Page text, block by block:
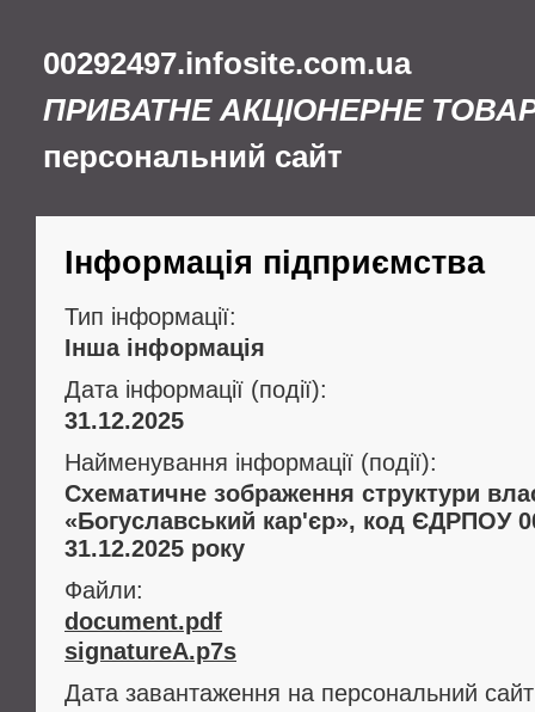
00292497.infosite.com.ua
ПРИВАТНЕ АКЦІОНЕРНЕ
персональний сайт
Інформація підприємства
Тип інформації:
Інша інформація
Дата інформації (події):
31.12.2025
Найменування інформації (події):
Схематичне зображення структури
«Богуславський кар'єр», код ЄДРПОУ
31.12.2025 року
Файли:
document.pdf
signatureA.p7s
Дата завантаження на персональний